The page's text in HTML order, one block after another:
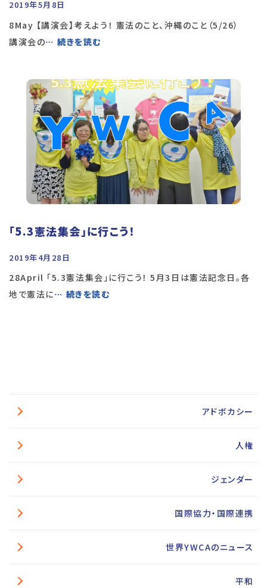
2019年5月8日
8May 【講演会】考えよう！ 憲法のこと、沖縄のこと（5/26）
講演会の… 続きを読む
「5.3憲法集会」に行こう！
2019年4月28日
28April 「5.3憲法集会」に行こう！ 5月3日は憲法記念日。各
地で憲法に… 続きを読む
アドボカシー
人権
ジェンダー
国際協力・国際連携
世界YWCAのニュース
平和